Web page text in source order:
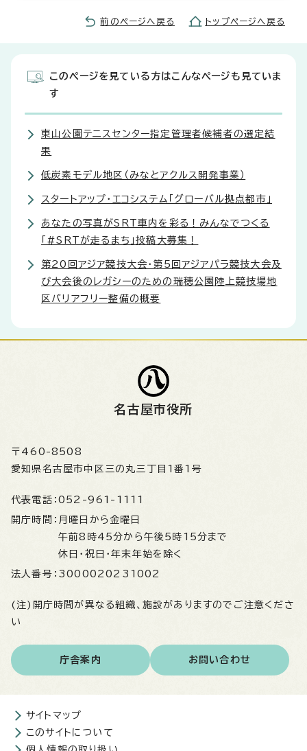
前のページへ戻る トップページへ戻る
このページを見ている方はこんなページも見ていま
す
東山公園テニスセンター指定管理者候補者の選定結
果
低炭素モデル地区（みなとアクルス開発事業）
スタートアップ・エコシステム「グローバル拠点都市」
あなたの写真がSRT車内を彩る！みんなでつくる
「#SRTが走るまち」投稿大募集！
第20回アジア競技大会・第5回アジアパラ競技大会及
び大会後のレガシーのための瑞穂公園陸上競技場地
区バリアフリー整備の概要
名古屋市役所
〒460-8508
愛知県名古屋市中区三の丸三丁目1番1号
代表電話： 052-961-1111
開庁時間： 月曜日から金曜日
午前8時45分から午後5時15分まで
休日・祝日・年末年始を除く
法人番号： 3000020231002
(注)開庁時間が異なる組織、施設がありますのでご注意くださ
い
庁舎案内 お問い合わせ
サイトマップ
このサイトについて